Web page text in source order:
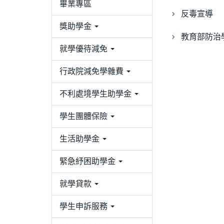
畢業專區
獎助學金
就學優待減免
行政院減免學雜費
不利處境學生助學金
學生團體保險
生活助學金
緊急紓困助學金
就學貸款
學生申訴服務
反毒宣導
教育部防治